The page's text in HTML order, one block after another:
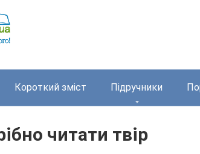
Короткий зміст Підручники
читати твір